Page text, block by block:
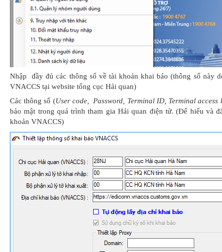
Nhập đầy đủ các thông số về tài khoản khai báo (thông số này
VNACCS tại website tổng cục Hải quan)
Các thông số (User code, Password, Terminal ID, Terminal access
bảo mật trong quá trình tham gia Hải quan điện tử. (Để hiểu và
khoản VNACCS)